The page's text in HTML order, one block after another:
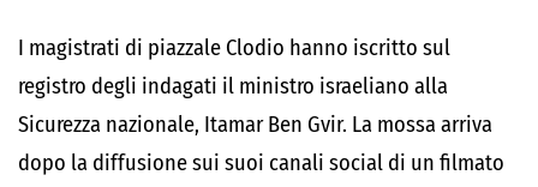
I magistrati di piazzale Clodio hanno iscritto sul
registro degli indagati il ministro israeliano alla
Sicurezza nazionale, Itamar Ben Gvir. La mossa arriva
dopo la diffusione sui suoi canali social di un filmato